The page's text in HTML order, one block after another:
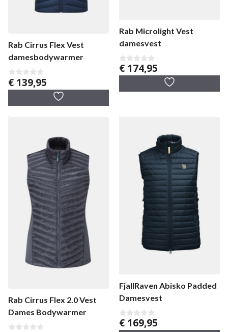
Rab Cirrus Flex Vest
damesbodywarmer
0
v
€ 139,95
Rab Microlight Vest
damesvest
0
v
€ 174,95
Rab Cirrus Flex 2.0 Vest
Dames Bodywarmer
FjallRaven Abisko Padded
Damesvest
0
v
€ 169,95